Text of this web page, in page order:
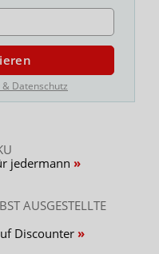
Datenschutz
jedermann
AUSGESTELLTE
Discounter